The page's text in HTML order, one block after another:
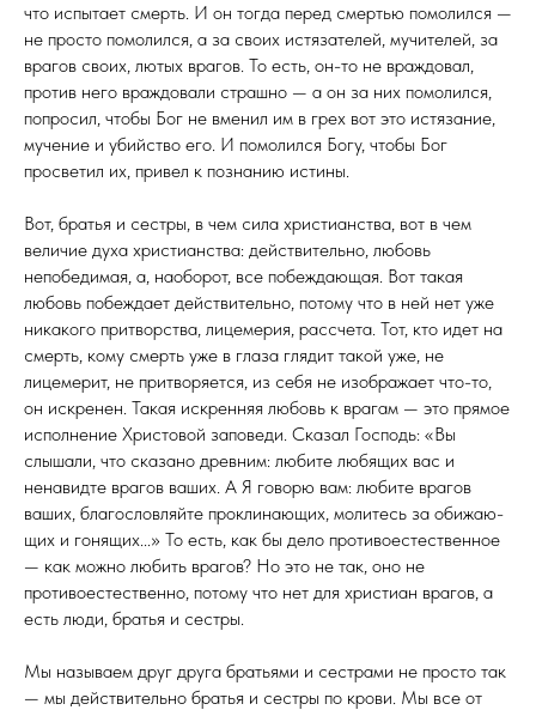
что испытает смерть. И он тогда перед смертью помолился —
не просто помолился, а за своих истязателей, мучителей, за
врагов своих, лютых вра­гов. То есть, он-то не враждовал,
против него враждовали страшно — а он за них помолился,
попросил, чтобы Бог не вменил им в грех вот это истязание,
мучение и убийство его. И помолился Богу, чтобы Бог
просве­тил их, привел к познанию истины.
Вот, братья и сестры, в чем сила христианства, вот в чем
величие духа христианства: действительно, любовь
непобедимая, а, наоборот, все побеждающая. Вот такая
любовь побеждает действительно, потому что в ней нет уже
никакого притворства, лицемерия, рассчета. Тот, кто идет на
смерть, кому смерть уже в глаза глядит такой уже, не
лицемерит, не притво­ряется, из себя не изображает что-то,
он искренен. Такая искренняя любовь к врагам — это прямое
исполнение Христовой заповеди. Сказал Господь: «Вы
слышали, что сказано древним: любите любящих вас и
ненавидте врагов ваших. А Я говорю вам: любите врагов
ваших, благословляйте проклинающих, молитесь за обижаю­
щих и гонящих...» То есть, как бы дело противоес­тественное
— как можно любить врагов? Но это не так, оно не
противоестественно, потому что нет для хрис­тиан врагов, а
есть люди, братья и сестры.
Мы называем друг друга братьями и сестрами не просто так
— мы действительно братья и сестры по крови. Мы все от